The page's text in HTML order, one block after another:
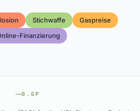
Stichwaffe
Gaspreise
Finanzierung
0.GP